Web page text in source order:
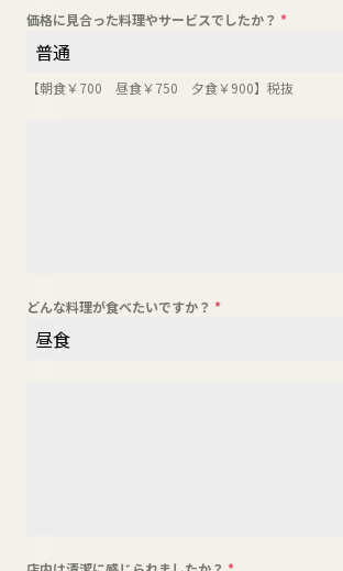
価格に見合った料理やサービスでしたか？ *
普通
【朝食￥700 昼食￥750 夕食￥900】税抜
どんな料理が食べたいですか？ *
昼食